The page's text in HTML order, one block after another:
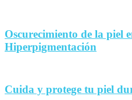
Oscurecimiento de la piel
Hiperpigmentación
Cuida y protege tu piel